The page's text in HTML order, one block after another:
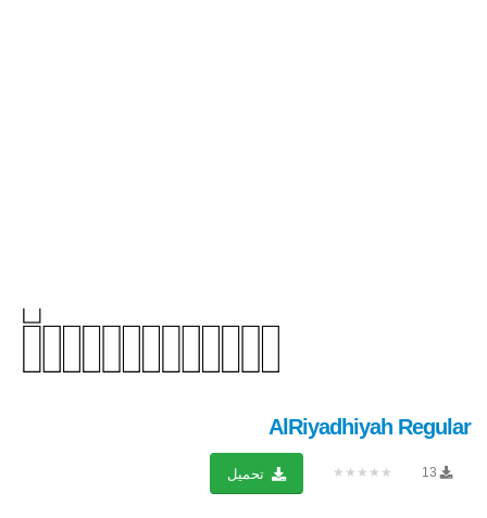
AlRiyadhiyah Regular
13
★★★★★ تحميل